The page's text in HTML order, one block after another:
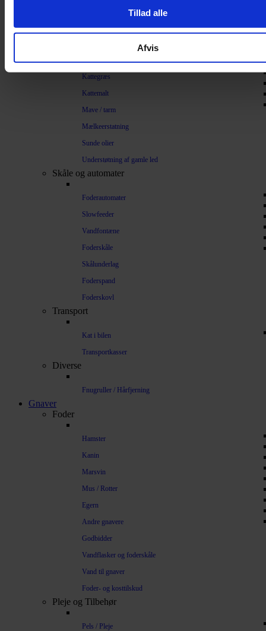
Tillad alle
Afvis
Energiboost
Kattegræs
Kattemalt
Mave / tarm
Mælkeerstatning
Sunde olier
Understøtning af gamle led
Skåle og automater
Foderautomater
Slowfeeder
Vandfontæne
Foderskåle
Skålunderlag
Foderspand
Foderskovl
Transport
Kat i bilen
Transportkasser
Diverse
Fnugruller / Hårfjerning
Gnaver
Foder
Hamster
Kanin
Marsvin
Mus / Rotter
Egern
Andre gnavere
Godbidder
Vandflasker og foderskåle
Vand til gnaver
Foder- og kosttilskud
Pleje og Tilbehør
Pels / Pleje